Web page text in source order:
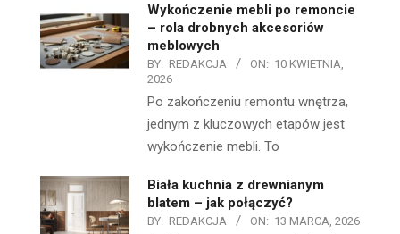
Wykończenie mebli po remoncie
– rola drobnych akcesoriów
meblowych
BY: REDAKCJA ON: 10 KWIETNIA,
2026
Po zakończeniu remontu wnętrza,
jednym z kluczowych etapów jest
wykończenie mebli. To
Biała kuchnia z drewnianym
blatem – jak połączyć?
BY: REDAKCJA ON: 13 MARCA, 2026